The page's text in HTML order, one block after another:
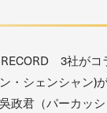
RECORD 3社が
・シェンシャン)
君（パーカッ